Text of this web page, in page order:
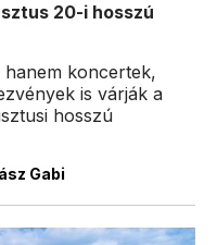
20-i hosszú
koncertek,
is várják a
hosszú
Gabi